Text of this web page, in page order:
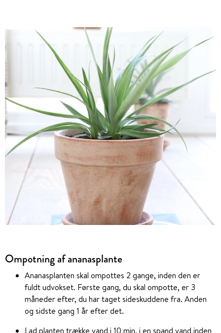
Ompotning af ananasplante
Ananasplanten skal ompottes 2 gange, inden den er
fuldt udvokset. Første gang, du skal ompotte, er 3
måneder efter, du har taget sideskuddene fra. Anden
og sidste gang 1 år efter det.
Lad planten trække vand i 10 min. i en spand vand inden